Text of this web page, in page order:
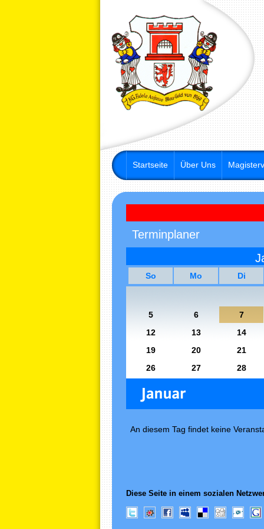
Startseite Über Uns
Terminplaner
So Mo Di
5 6
7
12
13
14
19
20
21
26
27 28
An diesem Tag findet keine
Diese Seite in einem sozialen